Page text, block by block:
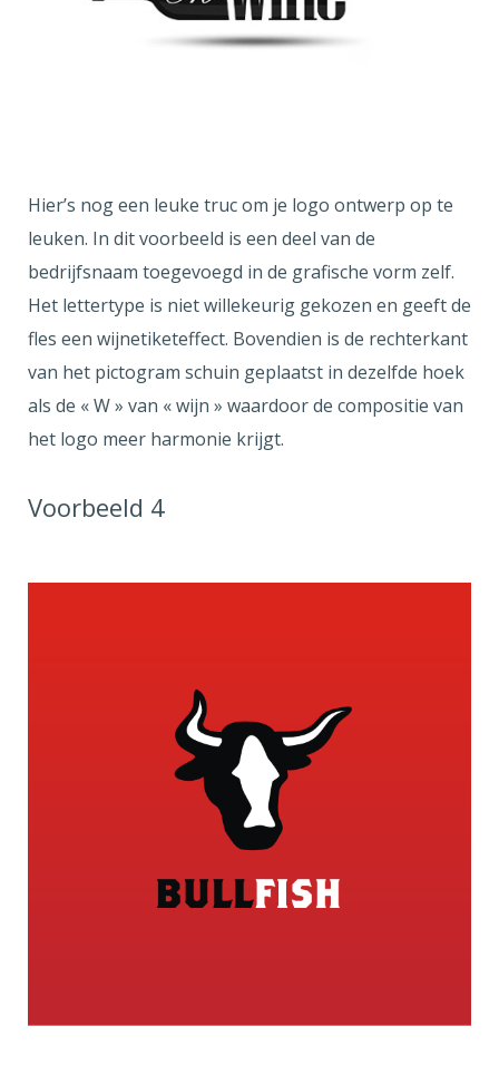
Hier’s nog een leuke truc om je logo ontwerp op te
leuken. In dit voorbeeld is een deel van de
bedrijfsnaam toegevoegd in de grafische vorm zelf.
Het lettertype is niet willekeurig gekozen en geeft de
fles een wijnetiketeffect. Bovendien is de rechterkant
van het pictogram schuin geplaatst in dezelfde hoek
als de « W » van « wijn » waardoor de compositie van
het logo meer harmonie krijgt.
Voorbeeld 4